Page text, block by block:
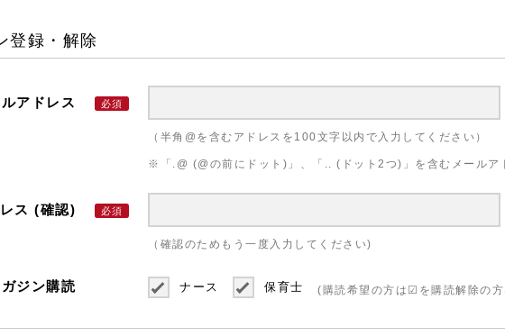
登録・解除
ルアドレス
（半角@を含むアドレスを100文字以内で入力してください）
※「.@ (@の前にドット)」、「.. (ドット2つ)」を含むメールア
ス (確認)
（確認のためもう一度入力してください)
ジン購読 ナース 保育士 (購読希望の方は☑を購読解除の